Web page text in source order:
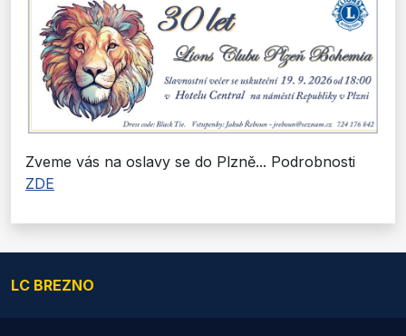
Zveme vás na oslavy se do Plzně... Podrobnosti
ZDE
LC BREZNO